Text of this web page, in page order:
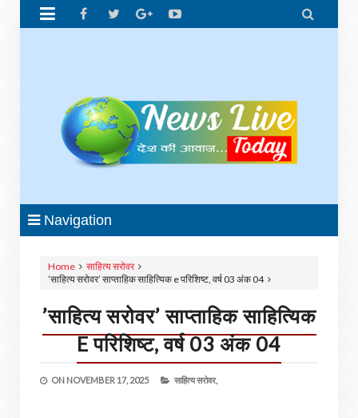
 
Navigation
Home
साहित्य सरोवर
’साहित्य सरोवर’ साप्ताहिक साहित्यिक e परिशिष्ट, वर्ष 03 अंक 04
’साहित्य सरोवर’ साप्ताहिक साहित्यिक
E परिशिष्ट, वर्ष 03 अंक 04
ON NOVEMBER 17, 2025 साहित्य सरोवर,